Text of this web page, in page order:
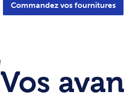
Commandez vos fournitures
Vos